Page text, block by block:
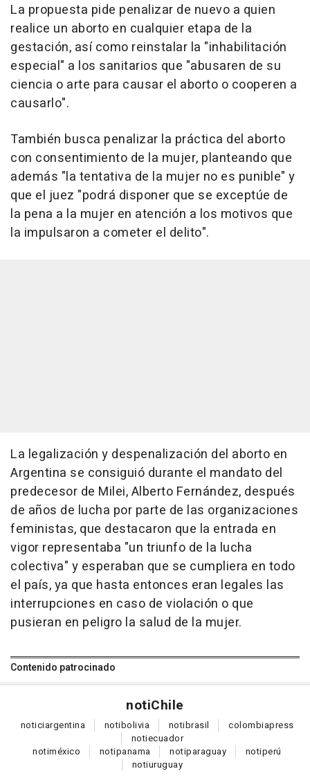
La propuesta pide penalizar de nuevo a quien
realice un aborto en cualquier etapa de la
gestación, así como reinstalar la "inhabilitación
especial" a los sanitarios que "abusaren de su
ciencia o arte para causar el aborto o cooperen a
causarlo".
También busca penalizar la práctica del aborto
con consentimiento de la mujer, planteando que
además "la tentativa de la mujer no es punible" y
que el juez "podrá disponer que se exceptúe de
la pena a la mujer en atención a los motivos que
la impulsaron a cometer el delito".
La legalización y despenalización del aborto en
Argentina se consiguió durante el mandato del
predecesor de Milei, Alberto Fernández, después
de años de lucha por parte de las organizaciones
feministas, que destacaron que la entrada en
vigor representaba "un triunfo de la lucha
colectiva" y esperaban que se cumpliera en todo
el país, ya que hasta entonces eran legales las
interrupciones en caso de violación o que
pusieran en peligro la salud de la mujer.
Contenido patrocinado
notiChile
noticiargentina notibolivia notibrasil colombiapress
notiecuador
notiméxico notipanama notiparaguay notiperú
notiuruguay